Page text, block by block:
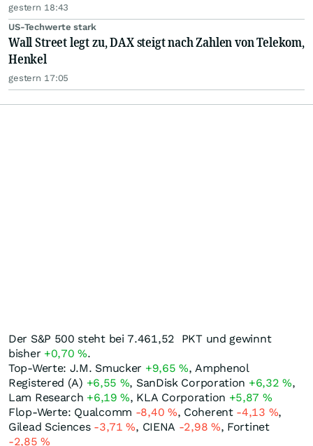
gestern 18:43
US-Techwerte stark
Wall Street legt zu, DAX steigt nach Zahlen von Telekom,
Henkel
gestern 17:05
Der S&P 500 steht bei 7.461,52 PKTund gewinnt
bisher +0,70%.
Top-Werte: J.M. Smucker +9,65%, Amphenol
Registered (A) +6,55 %, SanDisk Corporation +6,32%,
Lam Research +6,19%, KLA Corporation +5,87 %
Flop-Werte: Qualcomm -8,40 %, Coherent -4,13 %,
Gilead Sciences -3,71%, CIENA -2,98 %, Fortinet
-2,85%